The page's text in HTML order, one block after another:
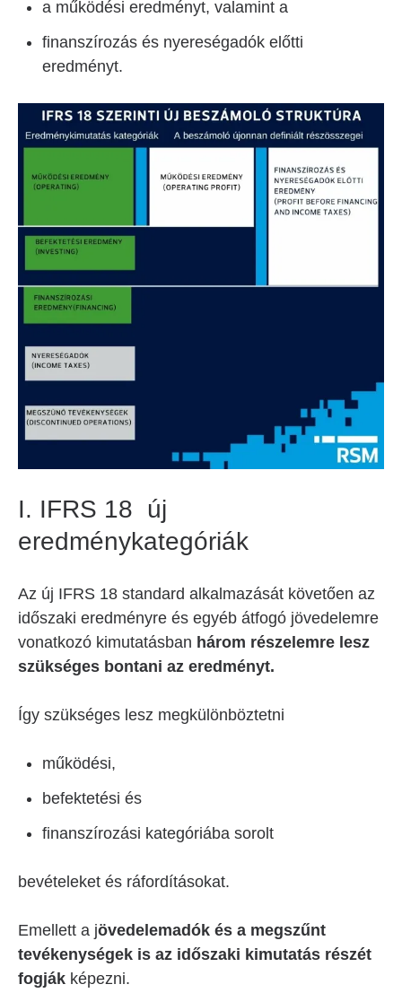
a működési eredményt, valamint a
finanszírozás és nyereségadók előtti
eredményt.
I. IFRS 18 új
eredménykategóriák
Az új IFRS 18 standard alkalmazását követően az
időszaki eredményre és egyéb átfogó jövedelemre
vonatkozó kimutatásban három részelemre lesz
szükséges bontani az eredményt.
Így szükséges lesz megkülönböztetni
működési,
befektetési és
finanszírozási kategóriába sorolt
bevételeket és ráfordításokat.
Emellett a jövedelemadók és a megszűnt
tevékenységek is az időszaki kimutatás részét
fogják képezni.